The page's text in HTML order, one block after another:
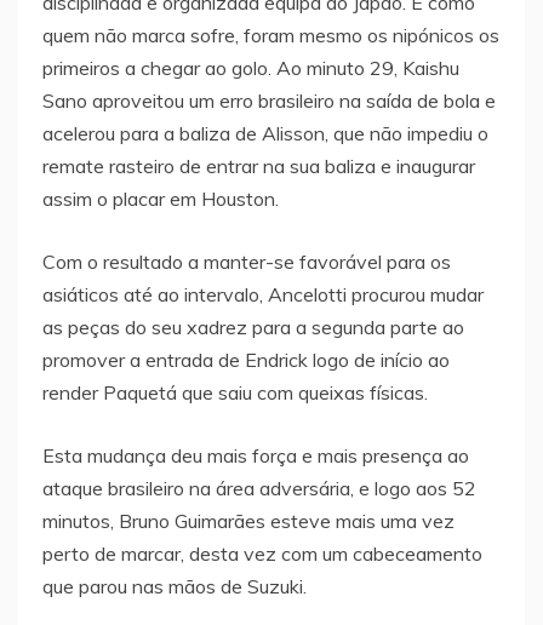
quem não marca sofre, foram mesmo os nipónicos os
primeiros a chegar ao golo. Ao minuto 29, Kaishu
Sano aproveitou um erro brasileiro na saída de bola e
acelerou para a baliza de Alisson, que não impediu o
remate rasteiro de entrar na sua baliza e inaugurar
assim o placar em Houston.
Com o resultado a manter-se favorável para os
asiáticos até ao intervalo, Ancelotti procurou mudar
as peças do seu xadrez para a segunda parte ao
promover a entrada de Endrick logo de início ao
render Paquetá que saiu com queixas físicas.
Esta mudança deu mais força e mais presença ao
ataque brasileiro na área adversária, e logo aos 52
minutos, Bruno Guimarães esteve mais uma vez
perto de marcar, desta vez com um cabeceamento
que parou nas mãos de Suzuki.